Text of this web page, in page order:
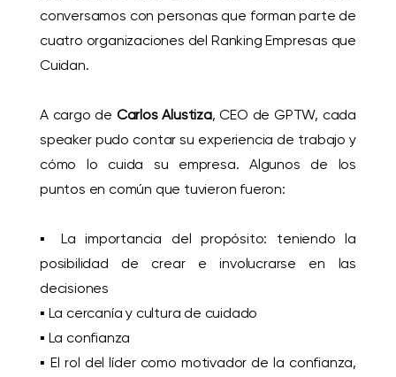
conversamos con personas que forman parte de
cuatro organizaciones del Ranking Empresas que
Cuidan.
A cargo de Carlos Alustiza, CEO de GPTW, cada
speaker pudo contar su experiencia de trabajo y
cómo lo cuida su empresa. Algunos de los
puntos en común que tuvieron fueron:
▪️ La importancia del propósito: teniendo la
posibilidad de crear e involucrarse en las
decisiones
▪️ La cercanía y cultura de cuidado
▪️ La confianza
▪️ El rol del líder como motivador de la confianza,